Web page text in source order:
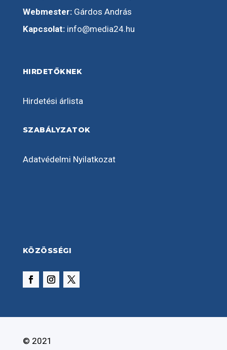
Webmester:Gárdos András
Kapcsolat: info@media24.hu
HIRDETŐKNEK
Hirdetési árlista
SZABÁLYZATOK
Adatvédelmi Nyilatkozat
KÖZÖSSÉGI
© 2021